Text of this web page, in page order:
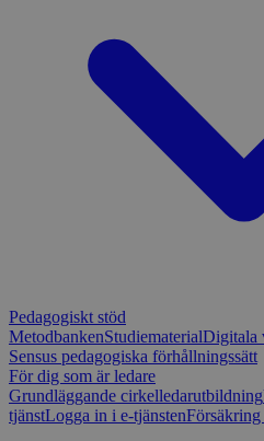
Pedagogiskt stöd
MetodbankenStudiematerialDigitala
Sensus pedagogiska förhållningssätt
För dig som är ledare
Grundläggande cirkelledarutbildning
tjänstLogga in i e-tjänstenFörsäkring